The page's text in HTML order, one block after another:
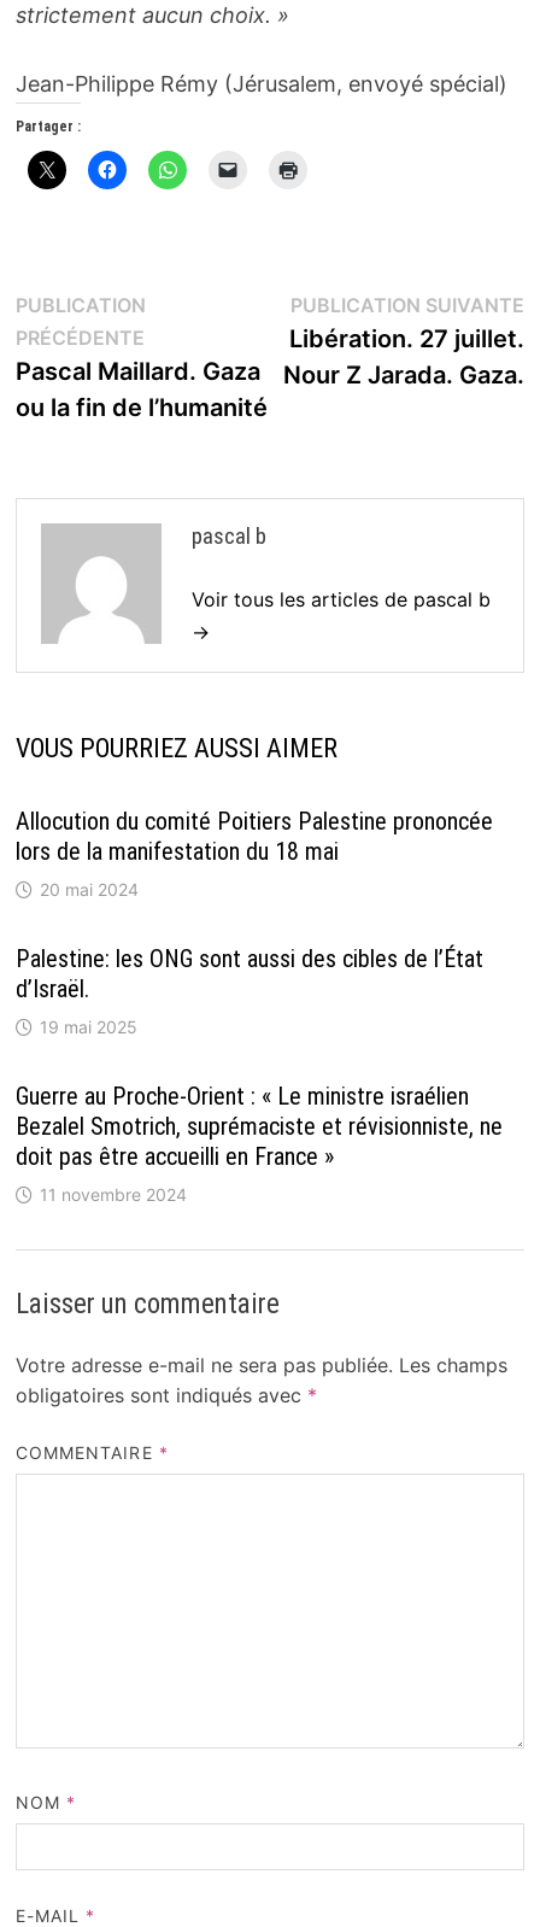
strictement aucun choix. »
Jean-Philippe Rémy (Jérusalem, envoyé spécial)
Partager :
Navigation
de
l’article
PUBLICATION
PRÉCÉDENTEPublication
précédente :
Pascal Maillard. Gaza
ou la fin de l’humanité
PUBLICATION SUIVANTE
Libération. 27 juillet.
Nour Z Jarada. Gaza.
pascal b
Voir tous les articles de pascal b
→
VOUS POURRIEZ AUSSI AIMER
Allocution du comité Poitiers Palestine prononcée
lors de la manifestation du 18 mai
20 mai 2024
Palestine: les ONG sont aussi des cibles de l’État
d’Israël.
19 mai 2025
Guerre au Proche-Orient : « Le ministre israélien
Bezalel Smotrich, suprémaciste et révisionniste, ne
doit pas être accueilli en France »
11 novembre 2024
Laisser un commentaire
Votre adresse e-mail ne sera pas publiée. Les champs
obligatoires sont indiqués avec *
COMMENTAIRE *
NOM *
E-MAIL *